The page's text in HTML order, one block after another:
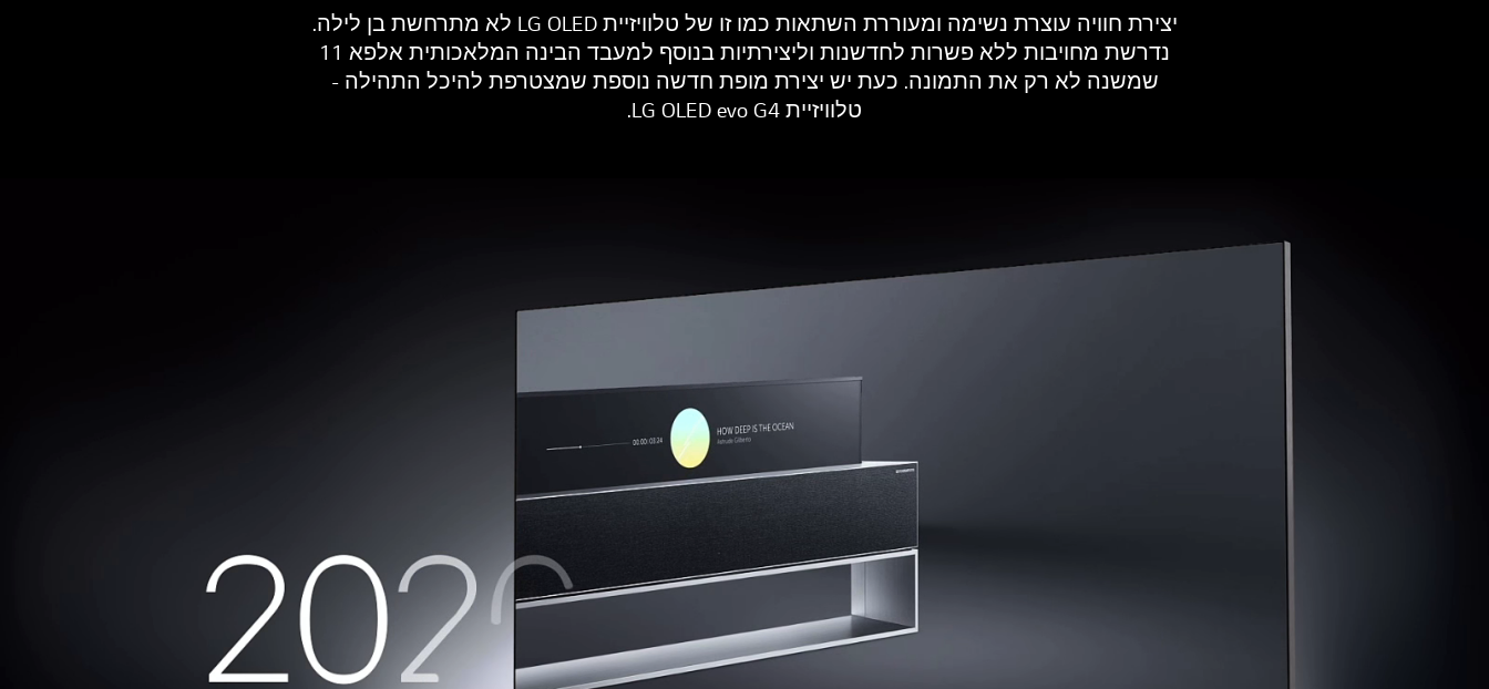
יצירת חוויה עוצרת נשימה ומעוררת השתאות כמו זו של טלוויזיית LG OLED לא מתרחשת בן לילה.
נדרשת מחויבות ללא פשרות לחדשנות וליצירתיות בנוסף למעבד הבינה המלאכותית אלפא 11
שמשנה לא רק את התמונה. כעת יש יצירת מופת חדשה נוספת שמצטרפת להיכל התהילה -
טלוויזיית LG OLED evo G4.